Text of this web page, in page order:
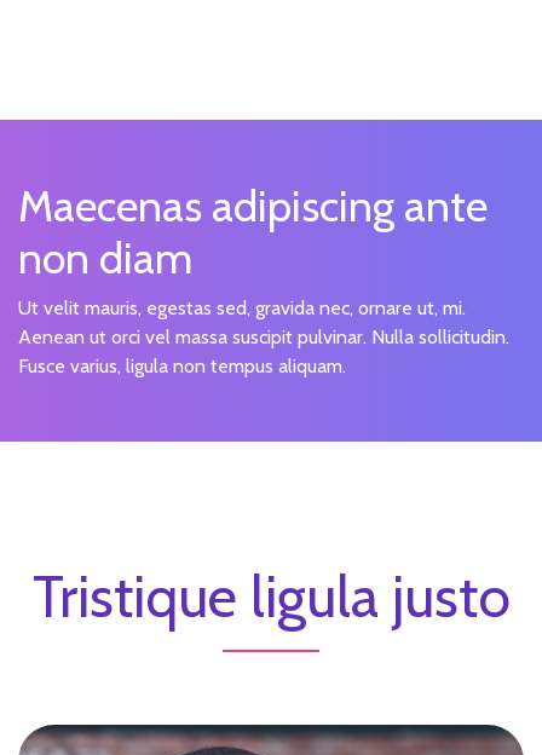
Maecenas adipiscing ante
non diam
Ut velit mauris, egestas sed, gravida nec, ornare ut, mi.
Aenean ut orci vel massa suscipit pulvinar. Nulla sollicitudin.
Fusce varius, ligula non tempus aliquam.
Tristique ligula justo